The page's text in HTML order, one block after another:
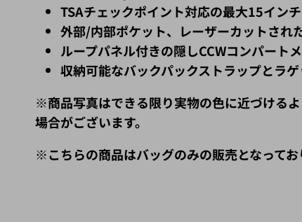
TSAチェックポイント対応の最大15イン
外部/内部ポケット、レーザーカットされ
ループパネル付きの隠しCCWコンパート
収納可能なバックパックストラップとラ
※商品写真はできる限り実物の色に近づける
場合がございます。
※こちらの商品はバッグのみの販売となって